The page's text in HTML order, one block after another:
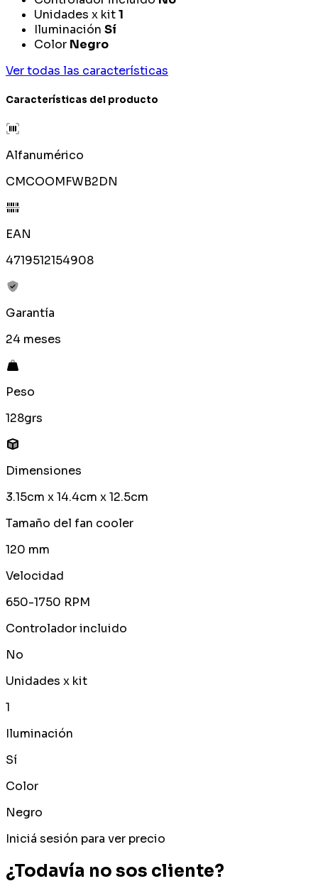
Unidades x kit1
Iluminación Sí
Color Negro
Ver todas las características
Características del producto
Alfanumérico
CMCOOMFWB2DN
EAN
4719512154908
Garantía
24 meses
Peso
128grs
Dimensiones
3.15cm x 14.4cm x 12.5cm
Tamaño del fan cooler
120 mm
Velocidad
650-1750 RPM
Controlador incluido
No
Unidades x kit
1
Iluminación
Sí
Color
Negro
Iniciá sesión para ver precio
¿Todavía no sos cliente?